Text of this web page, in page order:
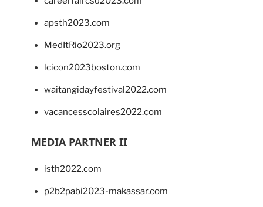
apsth2023.com
MedItRio2023.org
lcicon2023boston.com
waitangidayfestival2022.com
vacancesscolaires2022.com
MEDIA PARTNER II
isth2022.com
p2b2pabi2023-makassar.com